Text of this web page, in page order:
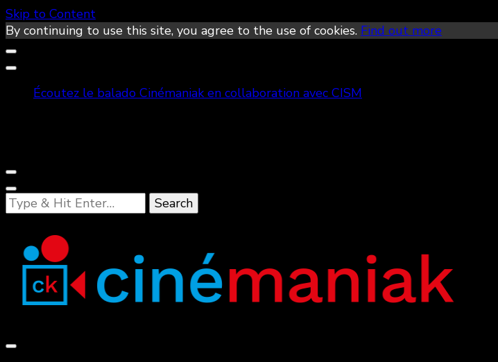
Skip to Content
By continuing to use this site, you agree to the use of cookies. Find out more
Écoutez le balado Cinémaniak en collaboration avec CISM
Looking
for
Something?